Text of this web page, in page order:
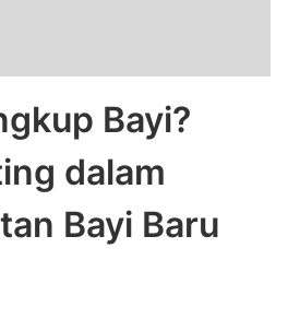
Bayi?
dalam
Bayi Baru